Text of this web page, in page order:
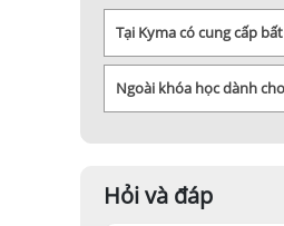
Tại Kyma có cung cấp
Ngoài khóa học dành
Hỏi và đáp